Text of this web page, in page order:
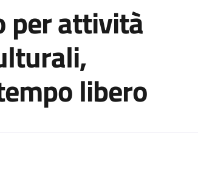
per attività
libero